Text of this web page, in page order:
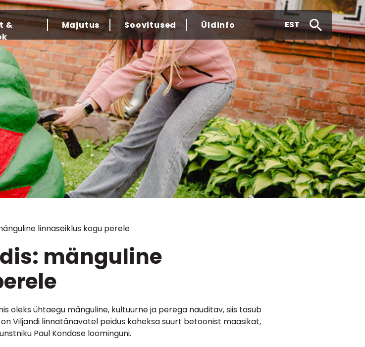
&
Majutus Soovitused Üldinfo EST
linnaseiklus kogu perele
mänguline
oleks ühtaegu mänguline, kultuurne ja perega nauditav, siis tasub
Viljandi linnatänavatel peidus kaheksa suurt betoonist maasikat,
Paul Kondase loominguni.